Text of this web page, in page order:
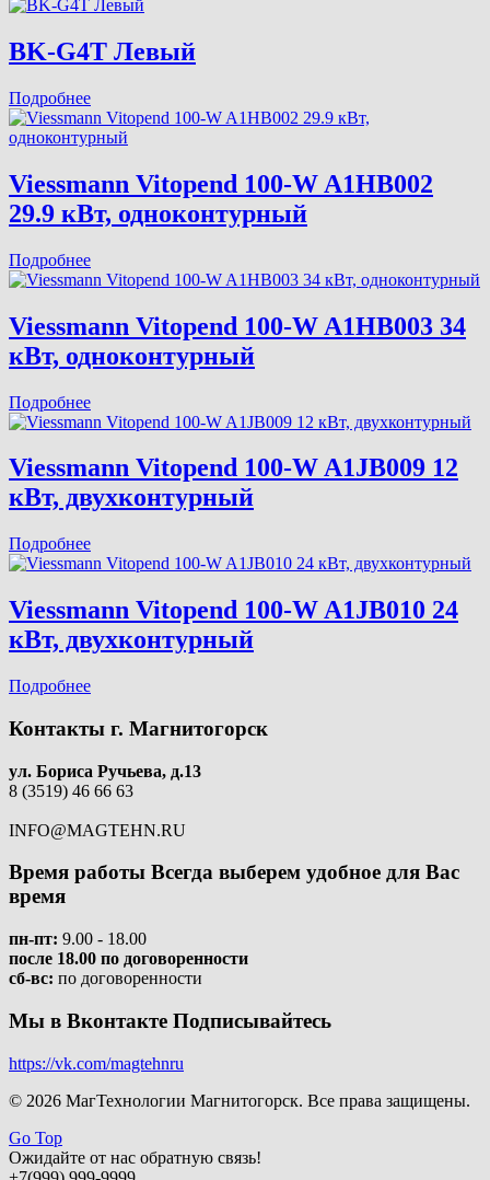
BK-G4T Левый
Подробнее
Viessmann Vitopend 100-W A1HB002
29.9 кВт, одноконтурный
Подробнее
Viessmann Vitopend 100-W A1HB003 34
кВт, одноконтурный
Подробнее
Viessmann Vitopend 100-W A1JB009 12
кВт, двухконтурный
Подробнее
Viessmann Vitopend 100-W A1JB010 24
кВт, двухконтурный
Подробнее
Контакты г. Магнитогорск
ул. Бориса Ручьева, д.13
8 (3519) 46 66 63
INFO@MAGTEHN.RU
Время работы Всегда выберем удобное для Вас
время
пн-пт: 9.00 - 18.00
после 18.00 по договоренности
сб-вс: по договоренности
Мы в Вконтакте Подписывайтесь
https://vk.com/magtehnru
© 2026 МагТехнологии Магнитогорск. Все права защищены.
Go Top
Ожидайте от нас обратную связь!